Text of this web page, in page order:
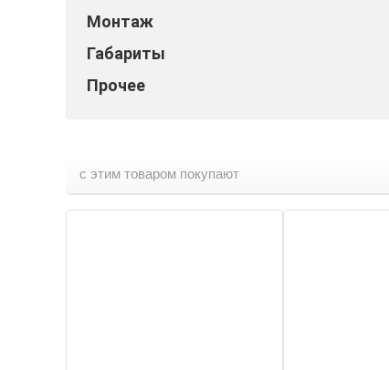
Монтаж
Габариты
Прочее
с этим товаром покупают